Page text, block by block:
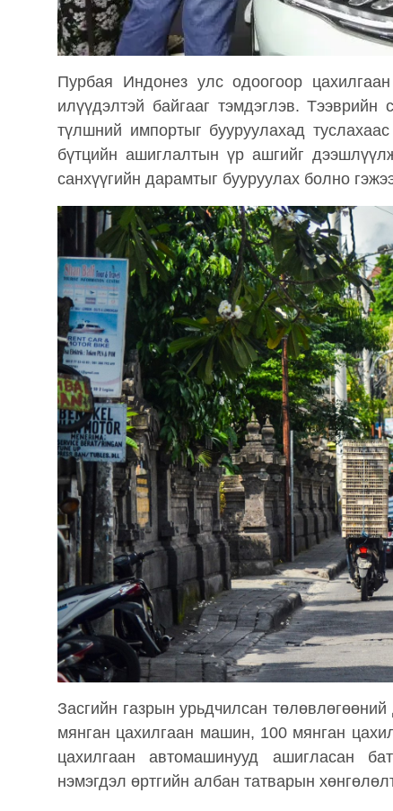
Пурбая Индонез улс одоогоор
илүүдэлтэй байгааг тэмдэглэв.
түлшний импортыг бууруулахад
бүтцийн ашиглалтын үр ашгийг
санхүүгийн дарамтыг бууруулах болно
Засгийн газрын урьдчилсан
мянган цахилгаан машин, 100 мянган
цахилгаан автомашинууд ашигласан
нэмэгдэл өртгийн албан татварын